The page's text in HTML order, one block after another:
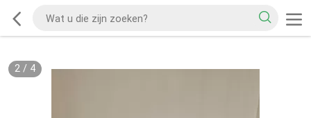
2/ 4